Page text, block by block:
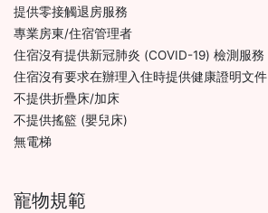
提供零接觸退房服務
專業房東/住宿管理者
住宿沒有提供新冠肺炎 (COVID-19) 檢測服務
住宿沒有要求在辦理入住時提供健康證明文件
不提供折疊床/加床
不提供搖籃 (嬰兒床)
無電梯
寵物規範